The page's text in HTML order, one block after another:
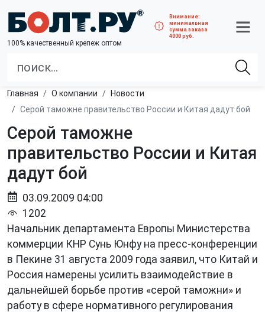
100% качественный крепеж оптом
Внимание:
минимальная
сумма заказа
4000 руб.
Главная О компании
Новости
Серой таможне правительство России и Китая дадут бой
Серой таможне
правительство России и Китая
дадут бой
03.09.2009 04:00
1202
Начальник департамента Европы Министерства
коммерции КНР Сунь Юнфу на пресс-конференции
в Пекине 31 августа 2009 года заявил, что Китай и
Россия намерены усилить взаимодействие в
дальнейшей борьбе против «серой таможни» и
работу в сфере нормативного регулирования